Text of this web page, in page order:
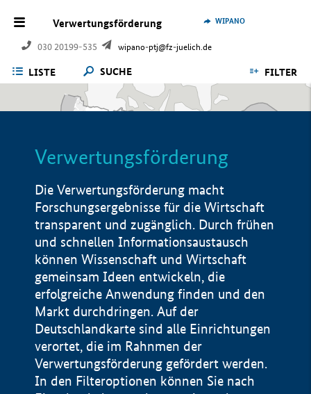
Verwertungsförderung
030 20199-535 wipano-ptj@fz-juelich.de
WIPANO
LISTE SUCHE FILTER
Verwertungsförderung
Die Verwertungsförderung macht
Forschungsergebnisse für die Wirtschaft
transparent und zugänglich. Durch frühen
und schnellen Informationsaustausch
können Wissenschaft und Wirtschaft
gemeinsam Ideen entwickeln, die
erfolgreiche Anwendung finden und den
Markt durchdringen. Auf der
Deutschlandkarte sind alle Einrichtungen
verortet, die im Rahnmen der
Verwertungsförderung gefördert werden.
In den Filteroptionen können Sie nach